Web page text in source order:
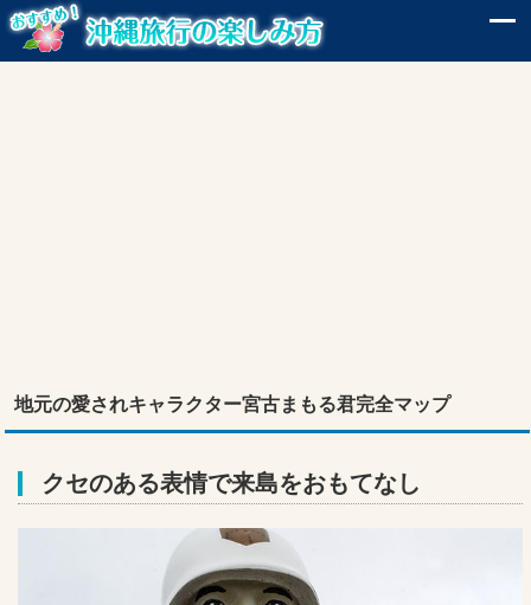
地元の愛されキャラクター宮古まもる君完全マップ
クセのある表情で来島をおもてなし